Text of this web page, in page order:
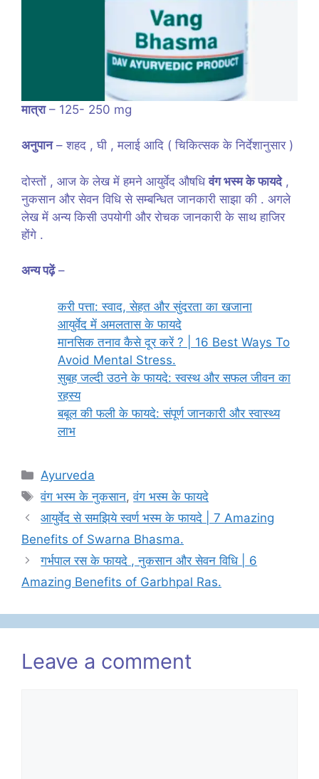
मात्रा– 125- 250 mg
अनुपान– शहद , घी , मलाई आदि ( चिकित्सक के निर्देशानुसार )
दोस्तों , आज के लेख में हमने आयुर्वेद औषधिवंग भस्म के फायदे,
नुकसान और सेवन विधि से सम्बन्धित जानकारी साझा की . अगले
लेख में अन्य किसी उपयोगी और रोचक जानकारी के साथ हाजिर
होंगे .
अन्य पढ़ें–
करी पत्ता: स्वाद, सेहत और सुंदरता का खजाना
आयुर्वेद में अमलतास के फायदे
मानसिक तनाव कैसे दूर करें ? | 16 Best Ways To
Avoid Mental Stress.
सुबह जल्दी उठने के फायदे: स्वस्थ और सफल जीवन का
रहस्य
बबूल की फली के फायदे: संपूर्ण जानकारी और स्वास्थ्य
लाभ
Categories
Ayurveda
Tags
वंग भस्म के नुकसान,वंग भस्म के फायदे
आयुर्वेद से समझिये स्वर्ण भस्म के फायदे | 7 Amazing
Benefits of Swarna Bhasma.
गर्भपाल रस के फायदे , नुकसान और सेवन विधि | 6
Amazing Benefits of Garbhpal Ras.
Leave a comment